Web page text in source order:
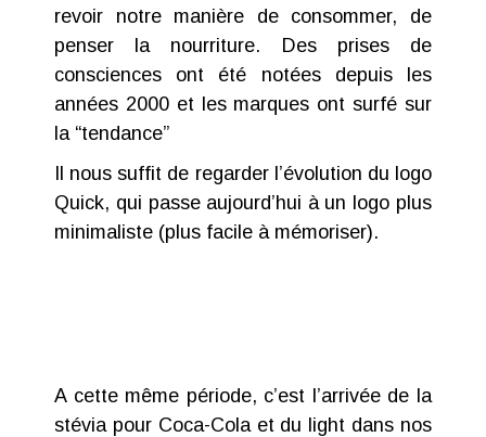
revoir notre manière de consommer, de
penser la nourriture. Des prises de
consciences ont été notées depuis les
années 2000 et les marques ont surfé sur
la “tendance”
Il nous suffit de regarder l’évolution du logo
Quick, qui passe aujourd’hui à un logo plus
minimaliste (plus facile à mémoriser).
A cette même période, c’est l’arrivée de la
stévia pour Coca-Cola et du light dans nos